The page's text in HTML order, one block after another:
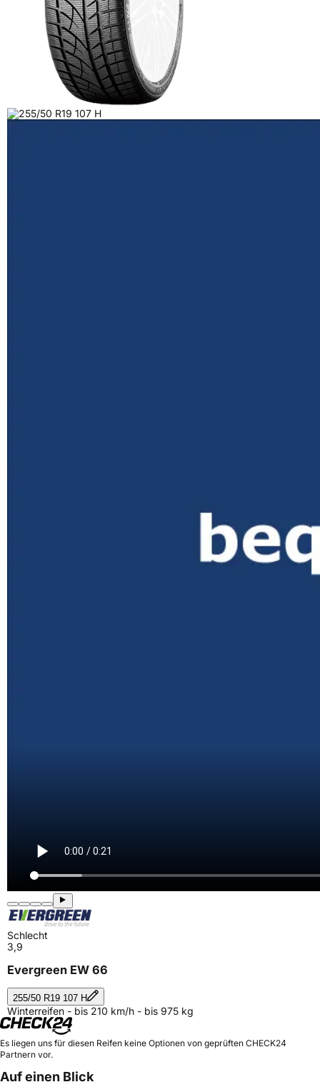
Schlecht
3,9
Evergreen EW 66
255/50 R19 107 H
Winterreifen - bis 210 km/h - bis 975 kg
Es liegen uns für diesen Reifen keine Optionen von geprüften CHECK24
Partnern vor.
Auf einen Blick